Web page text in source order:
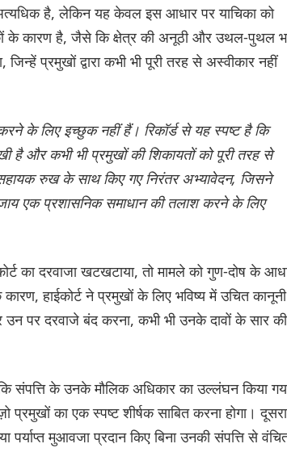
है, लेकिन यह केवल इस आधार पर याचिका को
के कारण है, जैसे कि क्षेत्र की अनूठी और उथल-पुथल
जिन्हें प्रमुखों द्वारा कभी भी पूरी तरह से अस्वीकार नहीं
के लिए इच्छुक नहीं हैं। रिकॉर्ड से यह स्पष्ट है कि
है और कभी भी प्रमुखों की शिकायतों को पूरी तरह से
रुख के साथ किए गए निरंतर अभ्यावेदन, जिसने
एक प्रशासनिक समाधान की तलाश करने के लिए
का दरवाजा खटखटाया, तो मामले को गुण-दोष के
हाईकोर्ट ने प्रमुखों के लिए भविष्य में उचित कानूनी
उन पर दरवाजे बंद करना, कभी भी उनके दावों के सार की
संपत्ति के उनके मौलिक अधिकार का उल्लंघन किया
का एक स्पष्ट शीर्षक साबित करना होगा।
मुआवजा प्रदान किए बिना उनकी संपत्ति से